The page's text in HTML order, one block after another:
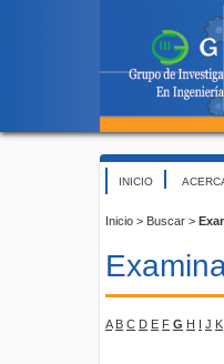
INICIO
Inicio > Buscar >
A B C D E F G H I J K